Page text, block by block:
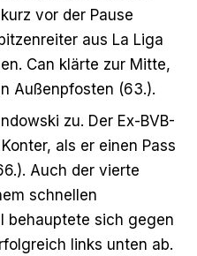
vor der Pause
aus La Liga
Can klärte zur Mitte,
Außenpfosten (63.).
zu. Der Ex-BVB-
als er einen Pass
Auch der vierte
schnellen
behauptete sich gegen
links unten ab.